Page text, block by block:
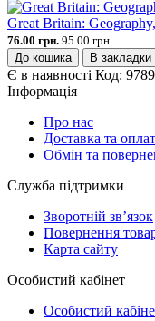
Great Britain:
76.00 грн. 95.00 грн.
До кошика
В закладки
Є в наявності Код:
Інформація
Про нас
Доставка та
Обмін та
Служба підтримки
Зворотній зв’язок
Повернення
Карта сайту
Особистий кабінет
Особистий